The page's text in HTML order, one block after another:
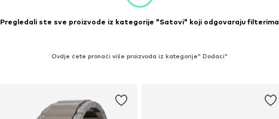
Pregledali ste sve proizvode iz kategorije "Satovi" koji odgovaraju filterima
Ovdje ćete pronaći više proizvoda iz kategorije" Dodaci"